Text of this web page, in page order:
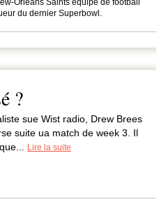
Orléans Saints équipe de football
du dernier Superbowl.
?
sue Wist radio, Drew Brees
suite ua match de week 3. Il
Lire la suite